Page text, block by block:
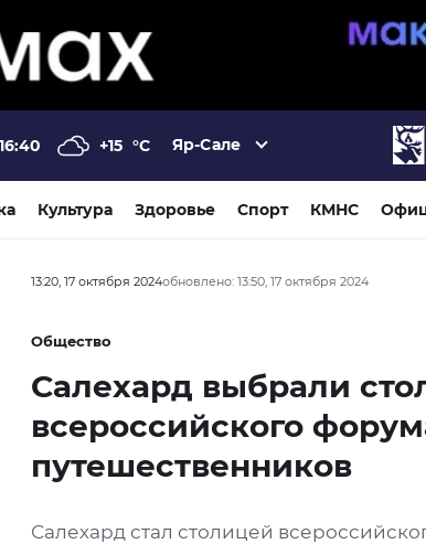
+15 °C Яр-Сале
Культура Здоровье Спорт КМНС
13:20, 17 октября 2024обновлено: 13:50, 17 октября 2024
Общество
Салехард выбрали
всероссийского
путешественников
Салехард стал столицей